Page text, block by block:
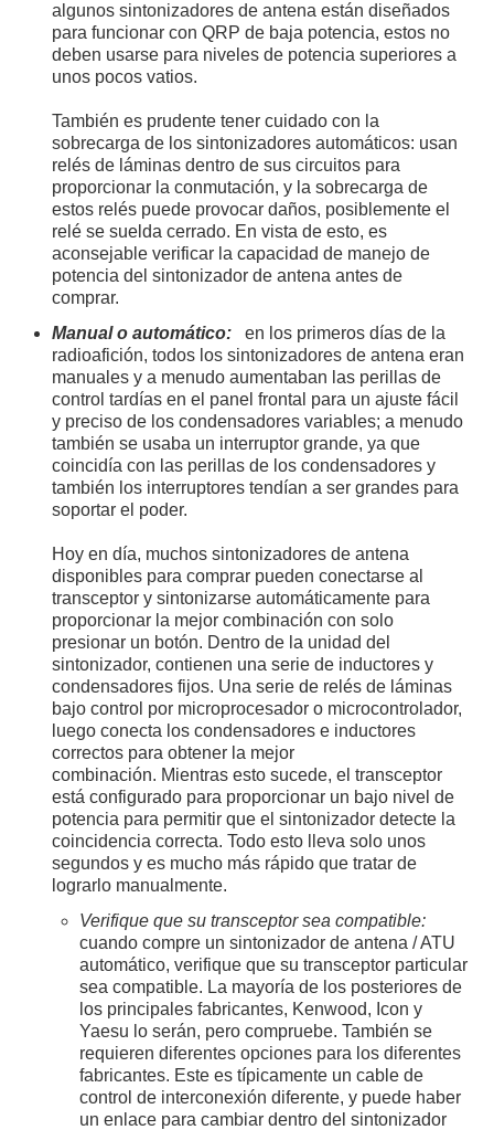
algunos sintonizadores de antena están diseñados
para funcionar con QRP de baja potencia, estos no
deben usarse para niveles de potencia superiores a
unos pocos vatios.
También es prudente tener cuidado con la
sobrecarga de los sintonizadores automáticos: usan
relés de láminas dentro de sus circuitos para
proporcionar la conmutación, y la sobrecarga de
estos relés puede provocar daños, posiblemente el
relé se suelda cerrado. En vista de esto, es
aconsejable verificar la capacidad de manejo de
potencia del sintonizador de antena antes de
comprar.
Manual o automático: en los primeros días de la
radioafición, todos los sintonizadores de antena eran
manuales y a menudo aumentaban las perillas de
control tardías en el panel frontal para un ajuste fácil
y preciso de los condensadores variables; a menudo
también se usaba un interruptor grande, ya que
coincidía con las perillas de los condensadores y
también los interruptores tendían a ser grandes para
soportar el poder.
Hoy en día, muchos sintonizadores de antena
disponibles para comprar pueden conectarse al
transceptor y sintonizarse automáticamente para
proporcionar la mejor combinación con solo
presionar un botón. Dentro de la unidad del
sintonizador, contienen una serie de inductores y
condensadores fijos. Una serie de relés de láminas
bajo control por microprocesador o microcontrolador,
luego conecta los condensadores e inductores
correctos para obtener la mejor
combinación. Mientras esto sucede, el transceptor
está configurado para proporcionar un bajo nivel de
potencia para permitir que el sintonizador detecte la
coincidencia correcta. Todo esto lleva solo unos
segundos y es mucho más rápido que tratar de
lograrlo manualmente.
Verifique que su transceptor sea compatible:
cuando compre un sintonizador de antena / ATU
automático, verifique que su transceptor particular
sea compatible. La mayoría de los posteriores de
los principales fabricantes, Kenwood, Icon y
Yaesu lo serán, pero compruebe. También se
requieren diferentes opciones para los diferentes
fabricantes. Este es típicamente un cable de
control de interconexión diferente, y puede haber
un enlace para cambiar dentro del sintonizador